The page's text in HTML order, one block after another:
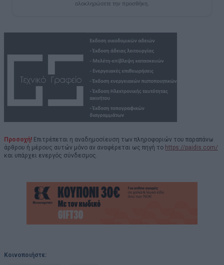
ολοκληρώσετε την προσθήκη.
Προσοχή! Επιτρέπεται η αναδημοσίευση των πληροφοριών του παραπάνω
άρθρου ή μέρους αυτών μόνο αν αναφέρεται ως πηγή το https://paidis.com/
και υπάρχει ενεργός σύνδεσμος.
Κοινοποιήστε: